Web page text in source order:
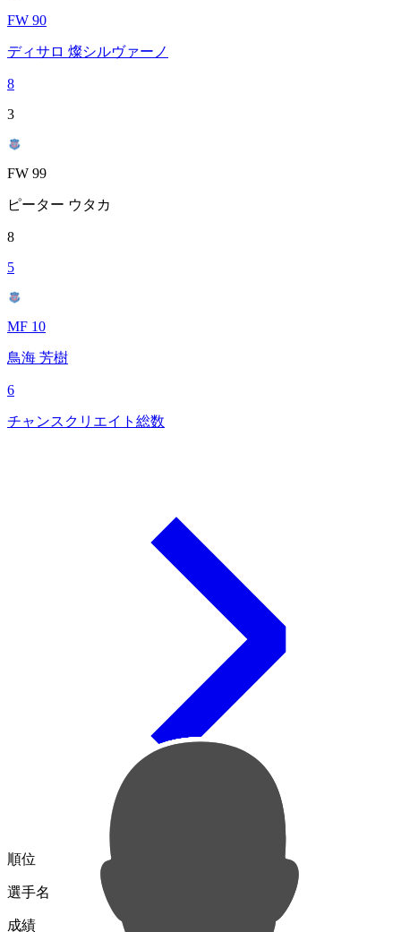
FW 90
ディサロ 燦シルヴァーノ
8
3
FW 99
ピーター ウタカ
8
5
MF 10
鳥海 芳樹
6
チャンスクリエイト総数
順位
選手名
成績